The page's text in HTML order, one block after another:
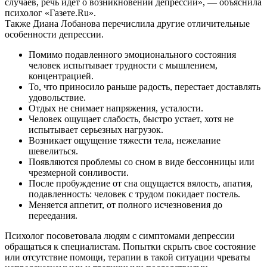
психолог «Газете.Ru».
Также Диана Лобанова перечислила другие отличительные
особенности депрессии.
Помимо подавленного эмоционального состояния
человек испытывает трудности с мышлением,
концентрацией.
То, что приносило раньше радость, перестает доставлять
удовольствие.
Отдых не снимает напряжения, усталости.
Человек ощущает слабость, быстро устает, хотя не
испытывает серьезных нагрузок.
Возникает ощущение тяжести тела, нежелание
шевелиться.
Появляются проблемы со сном в виде бессонницы или
чрезмерной сонливости.
После пробуждение от сна ощущается вялость, апатия,
подавленность: человек с трудом покидает постель.
Меняется аппетит, от полного исчезновения до
переедания.
Психолог посоветовала людям с симптомами депрессии
обращаться к специалистам. Попытки скрыть свое состояние
или отсутствие помощи, терапии в такой ситуации чреваты